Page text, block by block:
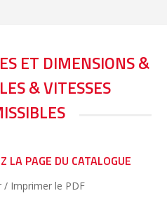
ET DIMENSIONS &
& VITESSES
LA PAGE DU CATALOGUE
/ Imprimer le PDF